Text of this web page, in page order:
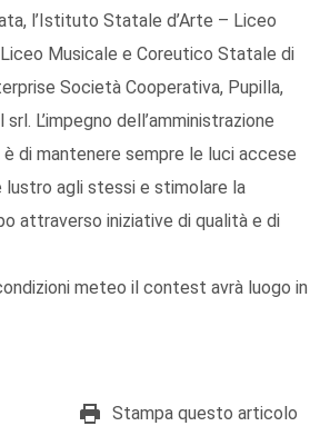
l’Istituto Statale d’Arte – Liceo
Musicale e Coreutico Statale di
Società Cooperativa, Pupilla,
srl. L’impegno dell’amministrazione
di mantenere sempre le luci accese
lustro agli stessi e stimolare la
attraverso iniziative di qualità e di
meteo il contest avrà luogo in
Stampa questo articolo